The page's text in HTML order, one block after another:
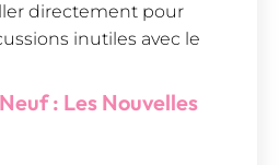
directement pour
inutiles avec le
: Les Nouvelles